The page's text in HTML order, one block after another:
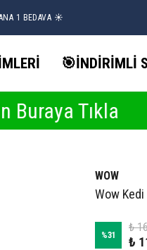
1 BEDAVA ☀️
🎯İNDİRİMLİ
YAZ
WOW
Wow Kedi
%31
₺
₺